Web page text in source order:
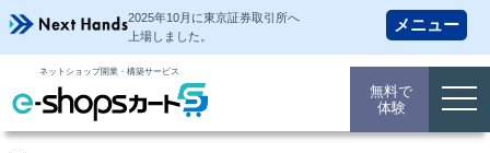
2025年10月に東京証券取引所へ
上場しました。
ネットショップ開業・構築サービス
無料で
体験